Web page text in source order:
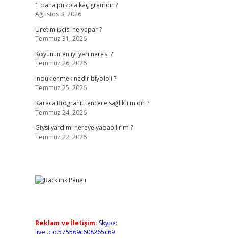
1 dana pirzola kaç gramdır ?
Ağustos 3, 2026
Üretim işçisi ne yapar ?
Temmuz 31, 2026
Koyunun en iyi yeri neresi ?
Temmuz 26, 2026
Indüklenmek nedir biyoloji ?
Temmuz 25, 2026
Karaca Biogranit tencere sağlıklı mıdır ?
Temmuz 24, 2026
Giysi yardımı nereye yapabilirim ?
Temmuz 22, 2026
Reklam ve İletişim: Skype:
live:.cid.575569c608265c69